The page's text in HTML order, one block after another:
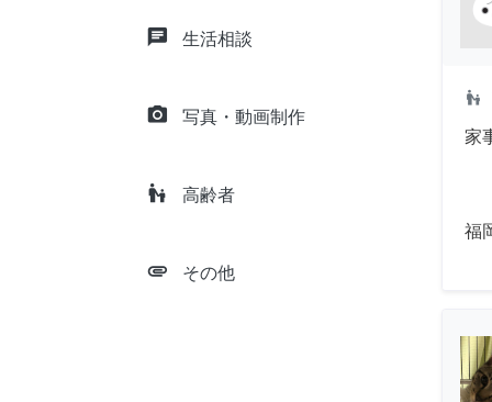
chat 生活相談
camera_alt 写真・動画制作
escalator_warning 高齢者
attachment その他
escalator_warning
家
福